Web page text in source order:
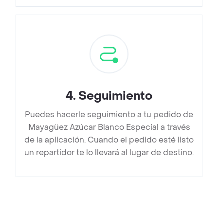
4. Seguimiento
Puedes hacerle seguimiento a tu pedido de
Mayagüez Azúcar Blanco Especial a través
de la aplicación. Cuando el pedido esté listo
un repartidor te lo llevará al lugar de destino.